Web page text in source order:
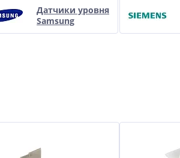
Датчики уровня
Samsung